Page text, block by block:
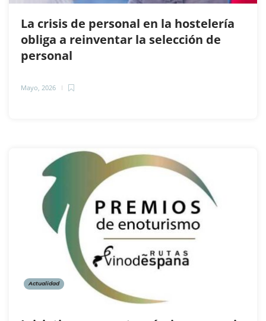
La crisis de personal en la hostelería
obliga a reinventar la selección de
personal
Mayo, 2026
Actualidad